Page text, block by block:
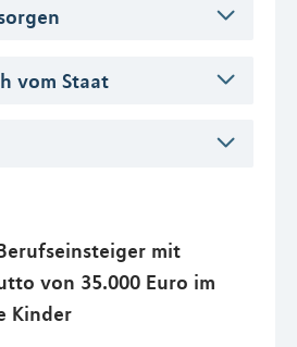
vom Staat
mit
von 35.000 Euro im
Kinder